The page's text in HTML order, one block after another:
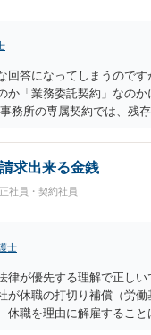
回答になってしまうので
か「業務委託契約」なの
務所の専属契約では、残
って当然に適法という意
性が重要です。 ・違約金
ありません。契約が労働
余地があり、そうでなくて
無効や減額が争点になり
渉の方向としては、上限
を明確化する、違約金では
に限定する、などが典型
ビューしてもらう価値は十
が雇用か業務委託か、実態
にどう定められているか、
求出来る金銭
社員・契約社員
士
律が優先する理解で正し
が休職の打切り補償（労働
休職を理由に解雇するこ